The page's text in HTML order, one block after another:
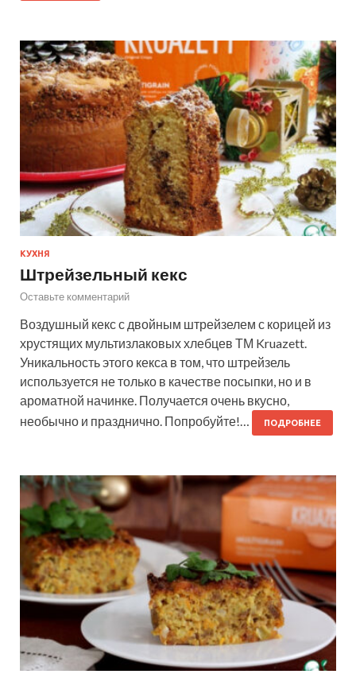
КУХНЯ
Штрейзельный кекс
Оставьте комментарий
Воздушный кекс с двойным штрейзелем с корицей из
хрустящих мультизлаковых хлебцев ТМ Kruazett.
Уникальность этого кекса в том, что штрейзель
используется не только в качестве посыпки, но и в
ароматной начинке. Получается очень вкусно,
необычно и празднично. Попробуйте!…
ПОДРОБНЕЕ